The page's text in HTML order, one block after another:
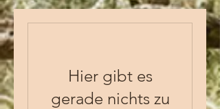
Hier gibt es
gerade nichts zu